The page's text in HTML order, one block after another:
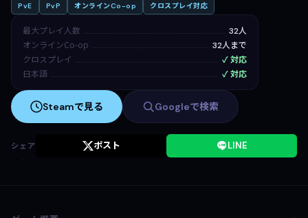
PvE
PvP オンラインCo-op クロスプレイ対応
最大プレイ人数 32人
オンラインCo-op 32人まで
クロスプレイ ✓ 対応
日本語 ✓ 対応
Steamで見る Googleで検索
シェア ポスト LINE